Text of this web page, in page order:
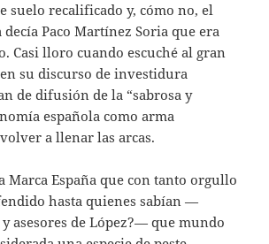
suelo recalificado y, cómo no, el
Paco Martínez Soria que era
Casi lloro cuando escuché al gran
su discurso de investidura
de difusión de la “sabrosa y
española como arma
a llenar las arcas.
Marca España que con tanto orgullo
hasta quienes sabían —
y asesores de López?— que mundo